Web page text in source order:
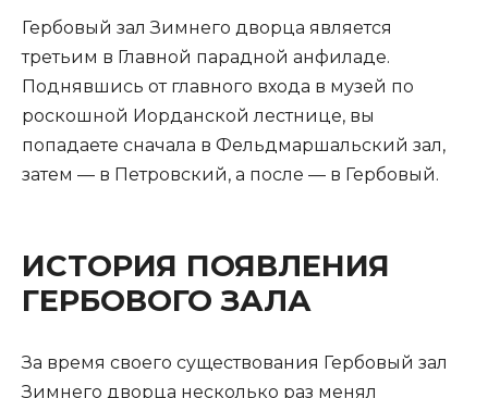
Гербовый зал Зимнего дворца является
третьим в Главной парадной анфиладе.
Поднявшись от главного входа в музей по
роскошной Иорданской лестнице, вы
попадаете сначала в Фельдмаршальский зал,
затем — в Петровский, а после — в Гербовый.
ИСТОРИЯ ПОЯВЛЕНИЯ
ГЕРБОВОГО ЗАЛА
За время своего существования Гербовый зал
Зимнего дворца несколько раз менял